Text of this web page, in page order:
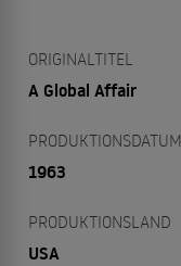
ORIGINALTITEL
A Global Affair
PRODUKTIONSDATUM
1963
PRODUKTIONSLAND
USA